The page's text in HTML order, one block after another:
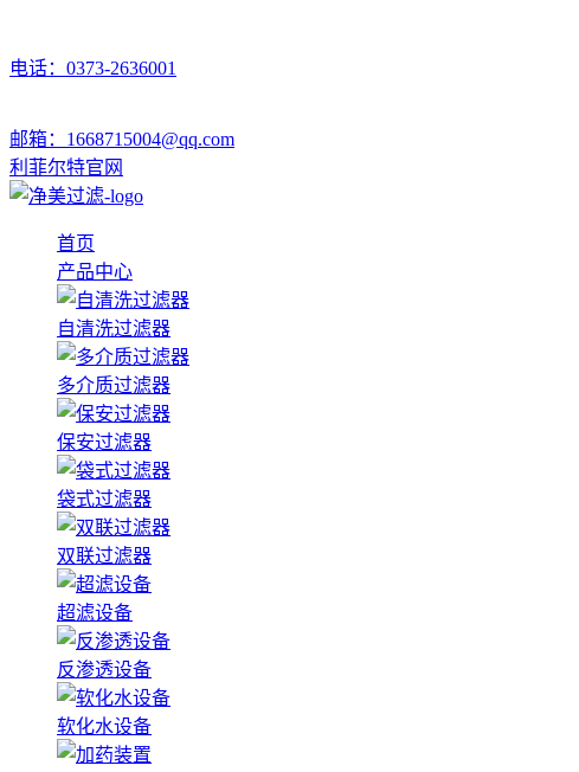
电话：0373-2636001
邮箱：1668715004@qq.com
利菲尔特官网
首页
产品中心
自清洗过滤器
多介质过滤器
保安过滤器
袋式过滤器
双联过滤器
超滤设备
反渗透设备
软化水设备